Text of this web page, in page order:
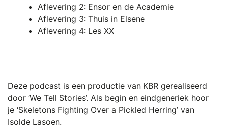
Aflevering 2: Ensor en de Academie
Aflevering 3: Thuis in Elsene
Aflevering 4: Les XX
Deze podcast is een productie van KBR gerealiseerd
door ‘We Tell Stories’. Als begin en eindgeneriek hoor
je ‘Skeletons Fighting Over a Pickled Herring’ van
Isolde Lasoen.